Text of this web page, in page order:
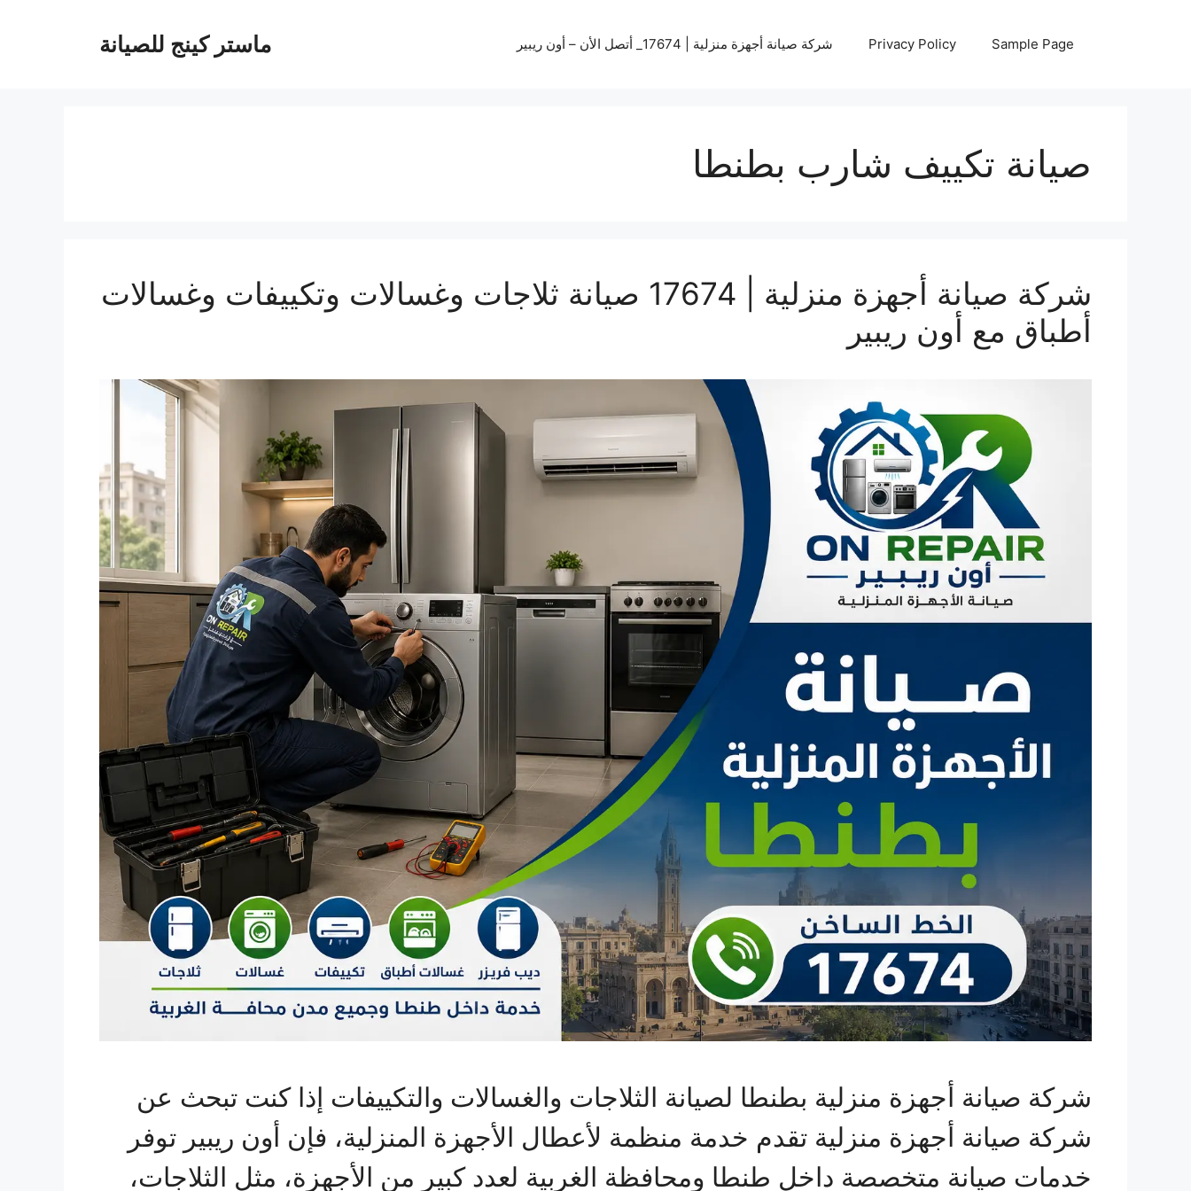
ماستر كينج للصيانة Sample Page
Privacy Policy شركة صيانة أجهزة منزلية | 17674_ أتصل الأن – أون ريبير
صيانة تكييف شارب بطنطا
شركة صيانة أجهزة منزلية | 17674 صيانة ثلاجات وغسالات وتكييفات وغسالات
أطباق مع أون ريبير
شركة صيانة أجهزة منزلية بطنطا لصيانة الثلاجات والغسالات والتكييفات إذا كنت تبحث عن
شركة صيانة أجهزة منزلية تقدم خدمة منظمة لأعطال الأجهزة المنزلية، فإن أون ريبير توفر
خدمات صيانة متخصصة داخل طنطا ومحافظة الغربية لعدد كبير من الأجهزة، مثل الثلاجات،